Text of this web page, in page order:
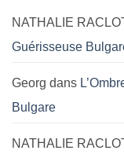
NATHALIE
Guérisseuse
Georg dans
Bulgare
NATHALIE